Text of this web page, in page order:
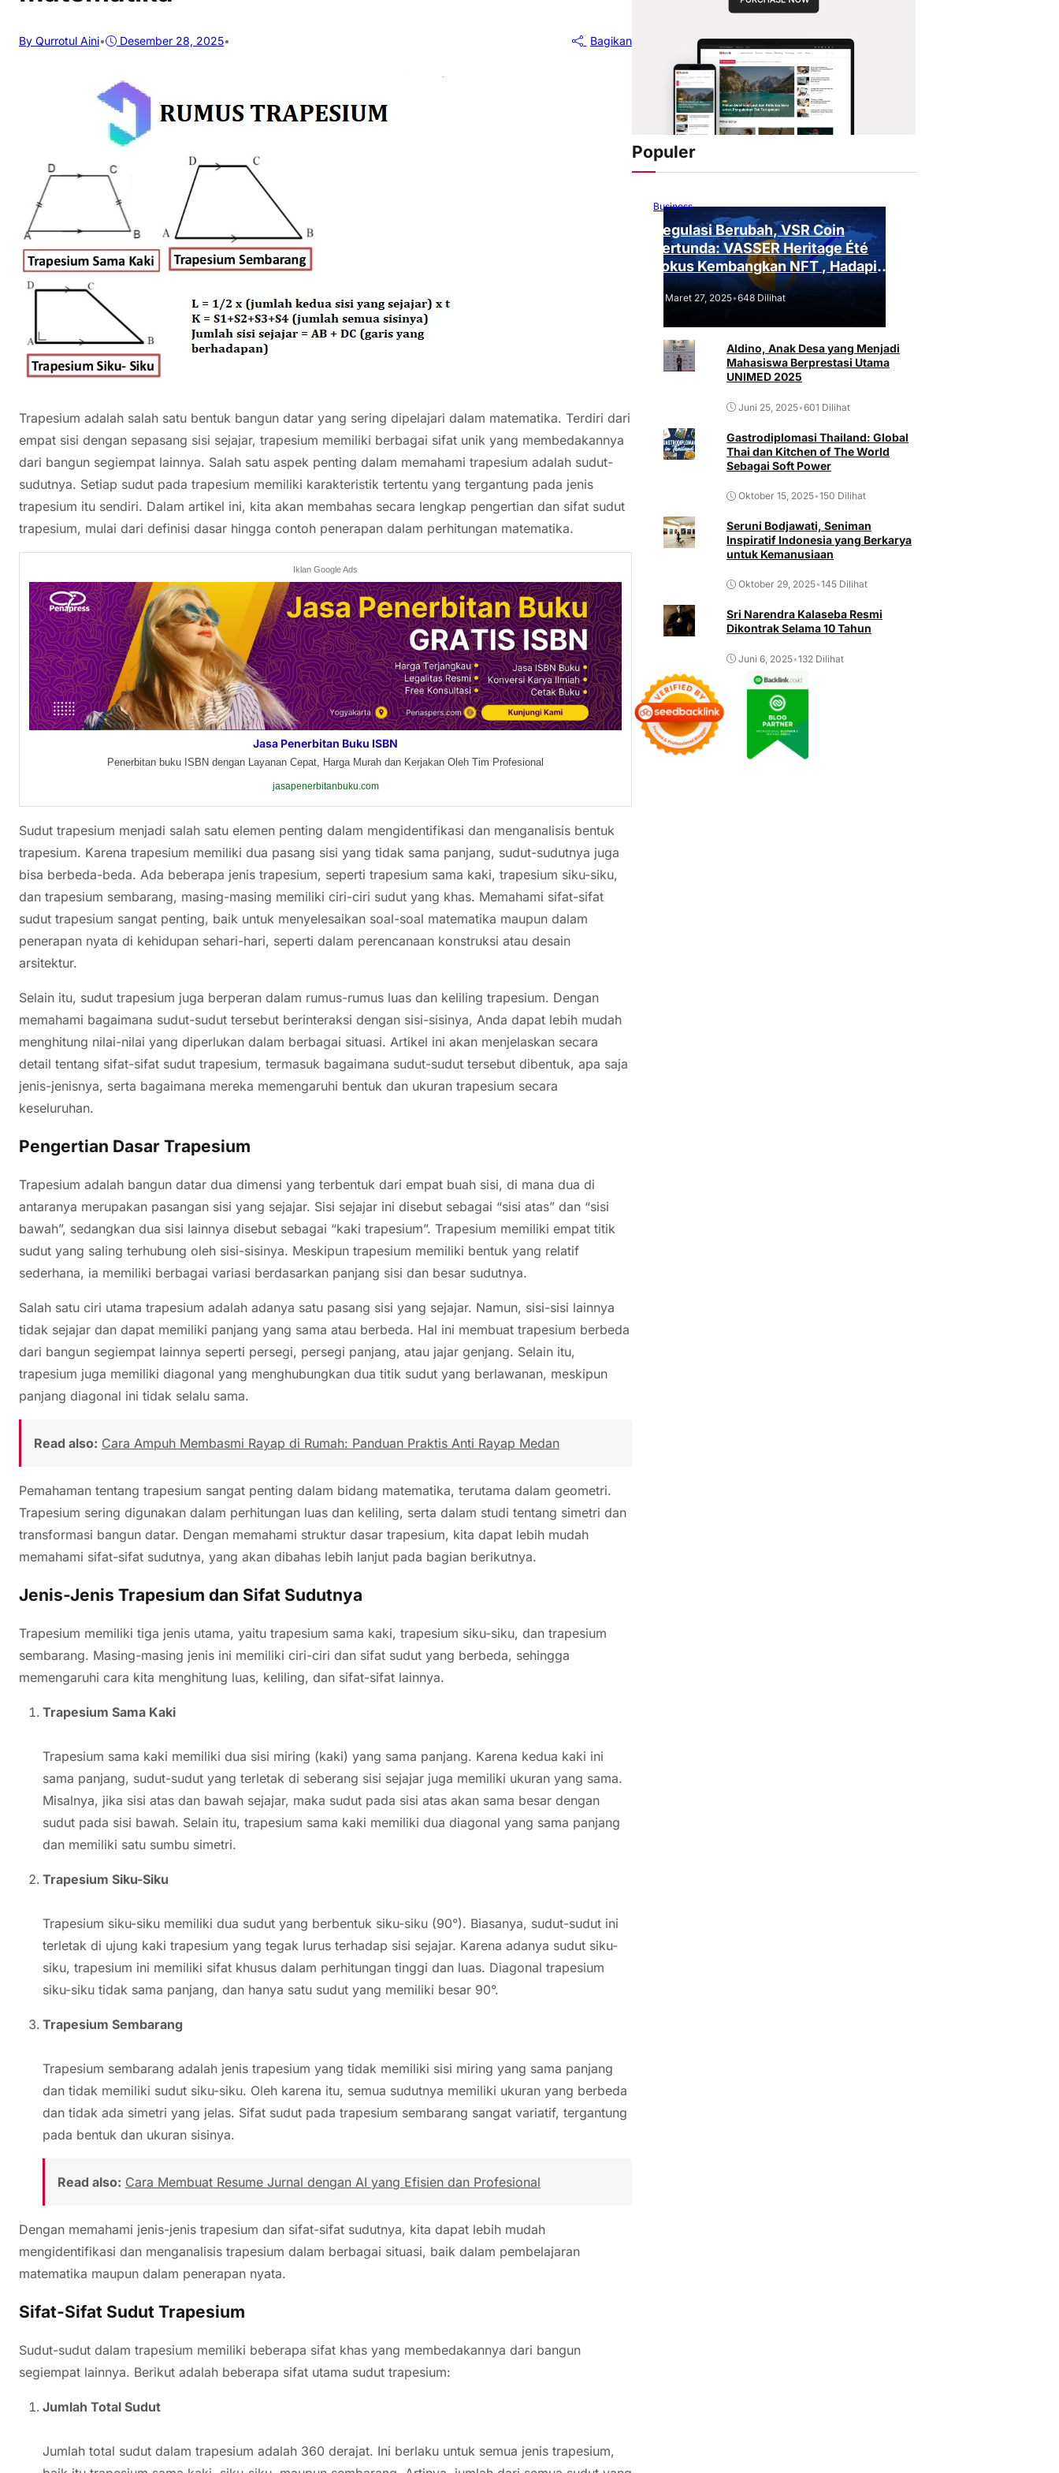
By Qurrotul Aini• Desember 28, 2025• Bagikan
Trapesium adalah salah satu bentuk bangun datar yang sering dipelajari dalam matematika. Terdiri dari
empat sisi dengan sepasang sisi sejajar, trapesium memiliki berbagai sifat unik yang membedakannya
dari bangun segiempat lainnya. Salah satu aspek penting dalam memahami trapesium adalah sudut-
sudutnya. Setiap sudut pada trapesium memiliki karakteristik tertentu yang tergantung pada jenis
trapesium itu sendiri. Dalam artikel ini, kita akan membahas secara lengkap pengertian dan sifat sudut
trapesium, mulai dari definisi dasar hingga contoh penerapan dalam perhitungan matematika.
Iklan Google Ads
Jasa Penerbitan Buku ISBN
Penerbitan buku ISBN dengan Layanan Cepat, Harga Murah dan Kerjakan Oleh Tim Profesional
jasapenerbitanbuku.com
Sudut trapesium menjadi salah satu elemen penting dalam mengidentifikasi dan menganalisis bentuk
trapesium. Karena trapesium memiliki dua pasang sisi yang tidak sama panjang, sudut-sudutnya juga
bisa berbeda-beda. Ada beberapa jenis trapesium, seperti trapesium sama kaki, trapesium siku-siku,
dan trapesium sembarang, masing-masing memiliki ciri-ciri sudut yang khas. Memahami sifat-sifat
sudut trapesium sangat penting, baik untuk menyelesaikan soal-soal matematika maupun dalam
penerapan nyata di kehidupan sehari-hari, seperti dalam perencanaan konstruksi atau desain
arsitektur.
Selain itu, sudut trapesium juga berperan dalam rumus-rumus luas dan keliling trapesium. Dengan
memahami bagaimana sudut-sudut tersebut berinteraksi dengan sisi-sisinya, Anda dapat lebih mudah
menghitung nilai-nilai yang diperlukan dalam berbagai situasi. Artikel ini akan menjelaskan secara
detail tentang sifat-sifat sudut trapesium, termasuk bagaimana sudut-sudut tersebut dibentuk, apa saja
jenis-jenisnya, serta bagaimana mereka memengaruhi bentuk dan ukuran trapesium secara
keseluruhan.
Pengertian Dasar Trapesium
Trapesium adalah bangun datar dua dimensi yang terbentuk dari empat buah sisi, di mana dua di
antaranya merupakan pasangan sisi yang sejajar. Sisi sejajar ini disebut sebagai “sisi atas” dan “sisi
bawah”, sedangkan dua sisi lainnya disebut sebagai “kaki trapesium”. Trapesium memiliki empat titik
sudut yang saling terhubung oleh sisi-sisinya. Meskipun trapesium memiliki bentuk yang relatif
sederhana, ia memiliki berbagai variasi berdasarkan panjang sisi dan besar sudutnya.
Salah satu ciri utama trapesium adalah adanya satu pasang sisi yang sejajar. Namun, sisi-sisi lainnya
tidak sejajar dan dapat memiliki panjang yang sama atau berbeda. Hal ini membuat trapesium berbeda
dari bangun segiempat lainnya seperti persegi, persegi panjang, atau jajar genjang. Selain itu,
trapesium juga memiliki diagonal yang menghubungkan dua titik sudut yang berlawanan, meskipun
panjang diagonal ini tidak selalu sama.
Read also: Cara Ampuh Membasmi Rayap di Rumah: Panduan Praktis Anti Rayap Medan
Pemahaman tentang trapesium sangat penting dalam bidang matematika, terutama dalam geometri.
Trapesium sering digunakan dalam perhitungan luas dan keliling, serta dalam studi tentang simetri dan
transformasi bangun datar. Dengan memahami struktur dasar trapesium, kita dapat lebih mudah
memahami sifat-sifat sudutnya, yang akan dibahas lebih lanjut pada bagian berikutnya.
Jenis-Jenis Trapesium dan Sifat Sudutnya
Trapesium memiliki tiga jenis utama, yaitu trapesium sama kaki, trapesium siku-siku, dan trapesium
sembarang. Masing-masing jenis ini memiliki ciri-ciri dan sifat sudut yang berbeda, sehingga
memengaruhi cara kita menghitung luas, keliling, dan sifat-sifat lainnya.
Trapesium Sama Kaki
Trapesium sama kaki memiliki dua sisi miring (kaki) yang sama panjang. Karena kedua kaki ini
sama panjang, sudut-sudut yang terletak di seberang sisi sejajar juga memiliki ukuran yang sama.
Misalnya, jika sisi atas dan bawah sejajar, maka sudut pada sisi atas akan sama besar dengan
sudut pada sisi bawah. Selain itu, trapesium sama kaki memiliki dua diagonal yang sama panjang
dan memiliki satu sumbu simetri.
Trapesium Siku-Siku
Trapesium siku-siku memiliki dua sudut yang berbentuk siku-siku (90°). Biasanya, sudut-sudut ini
terletak di ujung kaki trapesium yang tegak lurus terhadap sisi sejajar. Karena adanya sudut siku-
siku, trapesium ini memiliki sifat khusus dalam perhitungan tinggi dan luas. Diagonal trapesium
siku-siku tidak sama panjang, dan hanya satu sudut yang memiliki besar 90°.
Trapesium Sembarang
Trapesium sembarang adalah jenis trapesium yang tidak memiliki sisi miring yang sama panjang
dan tidak memiliki sudut siku-siku. Oleh karena itu, semua sudutnya memiliki ukuran yang berbeda
dan tidak ada simetri yang jelas. Sifat sudut pada trapesium sembarang sangat variatif, tergantung
pada bentuk dan ukuran sisinya.
Read also: Cara Membuat Resume Jurnal dengan AI yang Efisien dan Profesional
Dengan memahami jenis-jenis trapesium dan sifat-sifat sudutnya, kita dapat lebih mudah
mengidentifikasi dan menganalisis trapesium dalam berbagai situasi, baik dalam pembelajaran
matematika maupun dalam penerapan nyata.
Sifat-Sifat Sudut Trapesium
Sudut-sudut dalam trapesium memiliki beberapa sifat khas yang membedakannya dari bangun
segiempat lainnya. Berikut adalah beberapa sifat utama sudut trapesium:
Jumlah Total Sudut
Jumlah total sudut dalam trapesium adalah 360 derajat. Ini berlaku untuk semua jenis trapesium,
Populer
Business
Regulasi Berubah, VSR Coin
Tertunda: VASSER Heritage Été
Fokus Kembangkan NFT , Hadapi
Tantangan Regulasi!
Maret 27, 2025•648 Dilihat
Aldino, Anak Desa yang Menjadi
Mahasiswa Berprestasi Utama
UNIMED 2025
Juni 25, 2025•601 Dilihat
Gastrodiplomasi Thailand: Global
Thai dan Kitchen of The World
Sebagai Soft Power
Oktober 15, 2025•150 Dilihat
Seruni Bodjawati, Seniman
Inspiratif Indonesia yang Berkarya
untuk Kemanusiaan
Oktober 29, 2025•145 Dilihat
Sri Narendra Kalaseba Resmi
Dikontrak Selama 10 Tahun
Juni 6, 2025•132 Dilihat